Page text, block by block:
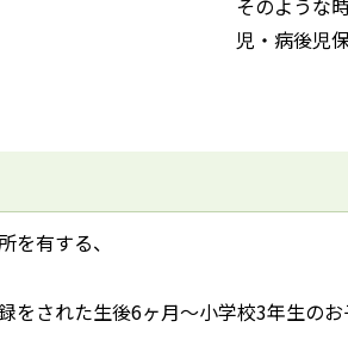
児・病後児
を有する、
をされた生後6ヶ月～小学校3年生の